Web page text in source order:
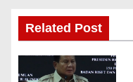
Related Post